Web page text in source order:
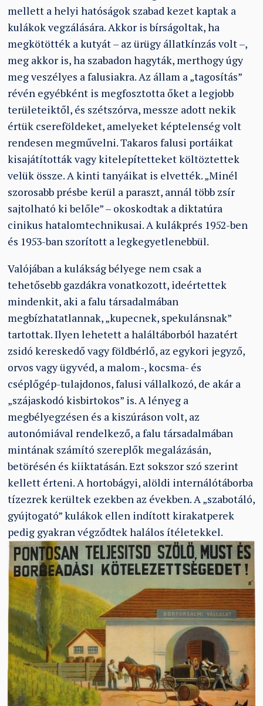
mellett a helyi hatóságok szabad kezet kaptak a
kulákok vegzálására. Akkor is bírságoltak, ha
megkötötték a kutyát – az ürügy állatkínzás volt –,
meg akkor is, ha szabadon hagyták, merthogy úgy
meg veszélyes a falusiakra. Az állam a „tagosítás”
révén egyébként is megfosztotta őket a legjobb
területeiktől, és szétszórva, messze adott nekik
értük csereföldeket, amelyeket képtelenség volt
rendesen megművelni. Takaros falusi portáikat
kisajátították vagy kitelepítetteket költöztettek
velük össze. A kinti tanyáikat is elvették. „Minél
szorosabb présbe kerül a paraszt, annál több zsír
sajtolható ki belőle” – okoskodtak a diktatúra
cinikus hatalomtechnikusai. A kulákprés 1952-ben
és 1953-ban szorított a legkegyetlenebbül.
Valójában a kulákság bélyege nem csak a
tehetősebb gazdákra vonatkozott, ideértettek
mindenkit, aki a falu társadalmában
megbízhatatlannak, „kupecnek, spekulánsnak”
tartottak. Ilyen lehetett a haláltáborból hazatért
zsidó kereskedő vagy földbérlő, az egykori jegyző,
orvos vagy ügyvéd, a malom-, kocsma- és
cséplőgép-tulajdonos, falusi vállalkozó, de akár a
„szájaskodó kisbirtokos” is. A lényeg a
megbélyegzésen és a kiszúráson volt, az
autonómiával rendelkező, a falu társadalmában
mintának számító szereplők megalázásán,
betörésén és kiiktatásán. Ezt sokszor szó szerint
kellett érteni. A hortobágyi, alöldi internálótáborba
tízezrek kerültek ezekben az években. A „szabotáló,
gyújtogató” kulákok ellen indított kirakatperek
pedig gyakran végződtek halálos ítéletekkel.